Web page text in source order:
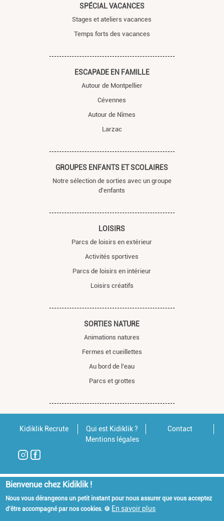
SPÉCIAL VACANCES
Stages et ateliers vacances
Temps forts des vacances
ESCAPADE EN FAMILLE
Autour de Montpellier
Cévennes
Autour de Nîmes
Larzac
GROUPES ENFANTS ET SCOLAIRES
Notre sélection de sorties avec un groupe
d'enfants
LOISIRS
Parcs de loisirs en extérieur
Activités sportives
Parcs de loisirs en intérieur
Loisirs créatifs
SORTIES NATURE
Animations natures
Fermes et cueillettes
Au bord de l'eau
Parcs et grottes
Kidiklik Recrute Qui est Kidiklik ?
Contact
Mentions légales
Bienvenue chez Kidiklik !
Nous vous dérangeons un petit instant pour nous assurer que vous acceptez
d'être accompagné par nos cookies. 🍪 En savoir plus